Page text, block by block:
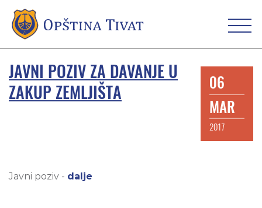
JAVNI POZIV ZA DAVANJE U
ZAKUP ZEMLJIŠTA
06
MAR
2017
Javni poziv - dalje